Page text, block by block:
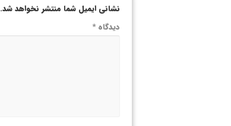
نشانی ایمیل شما منتشر نخواهد شد.
دیدگاه*